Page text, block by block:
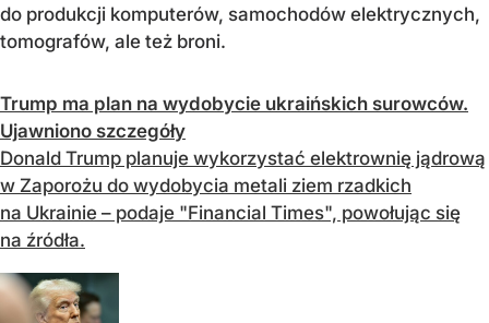
do produkcji komputerów, samochodów elektrycznych,
tomografów, ale też broni.
Trump ma plan na wydobycie ukraińskich surowców.
Ujawniono szczegóły
Donald Trump planuje wykorzystać elektrownię jądrową
w Zaporożu do wydobycia metali ziem rzadkich
na Ukrainie – podaje "Financial Times", powołując się
na źródła.